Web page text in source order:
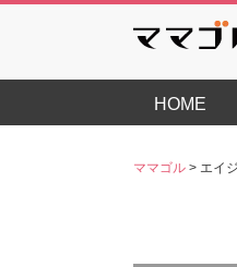
HOME
ママゴル > エイ